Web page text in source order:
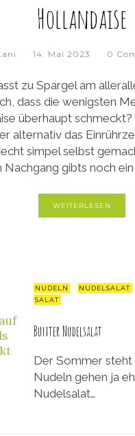
Hollandaise
14. Mai 2023 0
zu Spargel am
dass die wenigsten
überhaupt
alternativ das
simpel selbst
gibts noch ein
WEITERLESEN
NUDELN
NUDELSALAT
SALAT
Bunter Nudelsalat
Der Sommer steht
Nudeln gehen ja
Nudelsalat…